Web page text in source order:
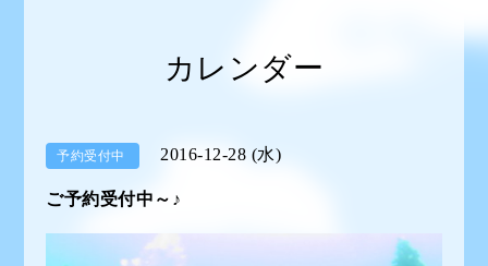
カレンダー
予約受付中 2016-12-28 (水)
ご予約受付中～♪